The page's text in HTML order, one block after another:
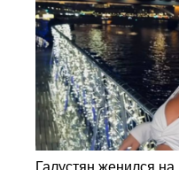
Галустян женился